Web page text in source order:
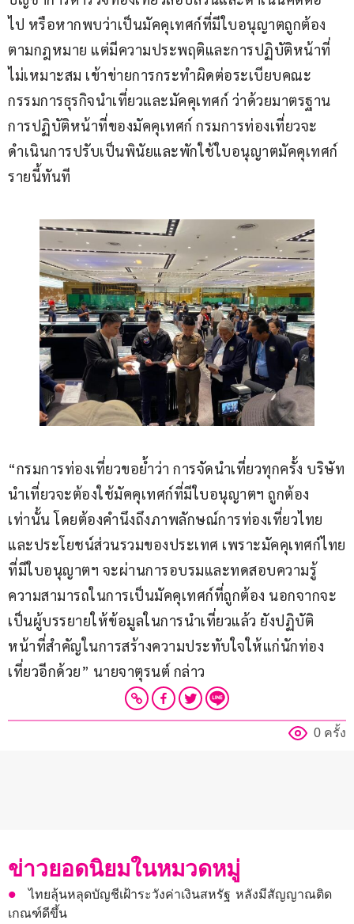
ไป หรือหากพบว่าเป็นมัคคุเทศก์ที่มีใบอนุญาตถูกต้อง
ตามกฎหมาย แต่มีความประพฤติและการปฏิบัติหน้าที่
ไม่เหมาะสม เข้าข่ายการกระทำผิดต่อระเบียบคณะ
กรรมการธุรกิจนำเที่ยวและมัคคุเทศก์ ว่าด้วยมาตรฐาน
การปฏิบัติหน้าที่ของมัคคุเทศก์ กรมการท่องเที่ยวจะ
ดำเนินการปรับเป็นพินัยและพักใช้ใบอนุญาตมัคคุเทศก์
รายนี้ทันที
“กรมการท่องเที่ยวขอย้ำว่า การจัดนำเที่ยวทุกครั้ง บริษัท
นำเที่ยวจะต้องใช้มัคคุเทศก์ที่มีใบอนุญาตฯ ถูกต้อง
เท่านั้น โดยต้องคำนึงถึงภาพลักษณ์การท่องเที่ยวไทย
และประโยชน์ส่วนรวมของประเทศ เพราะมัคคุเทศก์ไทย
ที่มีใบอนุญาตฯ จะผ่านการอบรมและทดสอบความรู้
ความสามารถในการเป็นมัคคุเทศก์ที่ถูกต้อง นอกจากจะ
เป็นผู้บรรยายให้ข้อมูลในการนำเที่ยวแล้ว ยังปฏิบัติ
หน้าที่สำคัญในการสร้างความประทับใจให้แก่นักท่อง
เที่ยวอีกด้วย” นายจาตุรนต์ กล่าว
0 ครั้ง
ข่าวยอดนิยมในหมวดหมู่
ไทยลุ้นหลุดบัญชีเฝ้าระวังค่าเงินสหรัฐ หลังมีสัญญาณติด
เกณฑ์ดีขึ้น